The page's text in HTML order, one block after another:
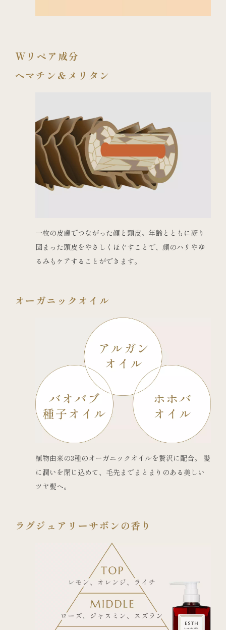
Wリペア成分
ヘマチン＆メリタン
一枚の皮膚でつながった顔と頭皮。年齢とともに凝り
固まった頭皮をやさしくほぐすことで、顔のハリやゆ
るみもケアすることができます。
オーガニックオイル
植物由来の3種のオーガニックオイルを贅沢に配合。 髪
に潤いを閉じ込めて、毛先までまとまりのある美しい
ツヤ髪へ。
ラグジュアリーサボンの香り